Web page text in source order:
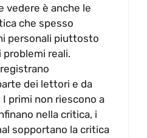
vedere è anche le
che spesso
personali piuttosto
reali.
dei lettori e da
primi non riescono a
nella critica, i
sopportano la critica